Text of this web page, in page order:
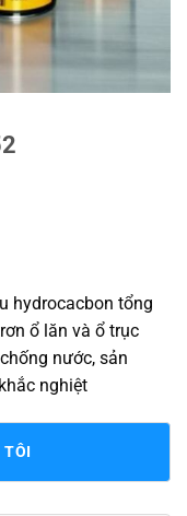
hydrocacbon tổng
ổ lăn và ổ trục
nước, sản
nghiệt
TÔI